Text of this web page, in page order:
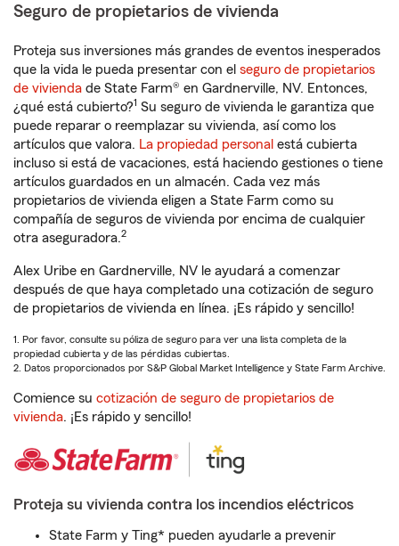
Seguro de propietarios de vivienda
Proteja sus inversiones más grandes de eventos inesperados
que la vida le pueda presentar con el seguro de propietarios
de vivienda de State Farm® en Gardnerville, NV. Entonces,
¿qué está cubierto?1 Su seguro de vivienda le garantiza que
puede reparar o reemplazar su vivienda, así como los
artículos que valora. La propiedad personal está cubierta
incluso si está de vacaciones, está haciendo gestiones o tiene
artículos guardados en un almacén. Cada vez más
propietarios de vivienda eligen a State Farm como su
compañía de seguros de vivienda por encima de cualquier
otra aseguradora.2
Alex Uribe en Gardnerville, NV le ayudará a comenzar
después de que haya completado una cotización de seguro
de propietarios de vivienda en línea. ¡Es rápido y sencillo!
1. Por favor, consulte su póliza de seguro para ver una lista completa de la
propiedad cubierta y de las pérdidas cubiertas.
2. Datos proporcionados por S&P Global Market Intelligence y State Farm Archive.
Comience su cotización de seguro de propietarios de
vivienda. ¡Es rápido y sencillo!
Proteja su vivienda contra los incendios eléctricos
State Farm y Ting* pueden ayudarle a prevenir